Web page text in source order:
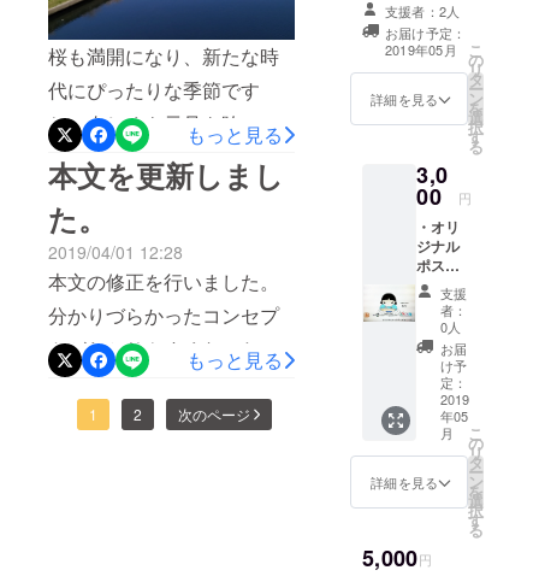
桜も満開になり、新たな時
代にぴったりな季節です
ね。奇しくも元号を跨いで
のこのクラウドファンディ
ング。清らかな気持ちで向
かい合っています。
もっと見る
本文を更新しまし
た。
2019/04/01 12:28
本文の修正を行いました。
分かりづらかったコンセプ
トがわかりやすくなったか
と思います。また、利用料
草案も提示させて頂きまし
もっと見る
1 2 次のページ
支援者：2人
お届け予定：
2019年05月
詳細を見る
こ
の
リ
タ
ー
ン
を
選
択
す
る
3,0
00 円
・オリ
ジナル
ポスト
カード
でのお
礼状 ・
貸しス
ペース
利用 2
時間 ま
たはオ
リジナ
ルグッ
ズ ※貸
しス
場合、
支援
者：
0人
お届
け予
定：
2019
年05
月
詳細を見る
こ
の
リ
タ
ー
ン
を
選
択
す
る
5,000円